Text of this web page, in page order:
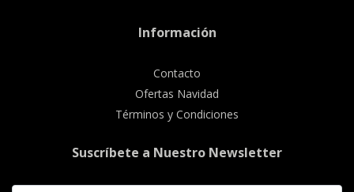
Información
Contacto
Ofertas Navidad
Términos y Condiciones
Suscríbete a Nuestro Newsletter